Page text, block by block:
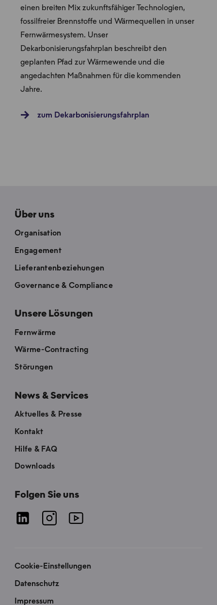
einen breiten Mix zukunftsfähiger Technologien,
fossilfreier Brennstoffe und Wärmequellen in unser
Fernwärmesystem. Unser
Dekarbonisierungsfahrplan beschreibt den
geplanten Pfad zur Wärmewende und die
angedachten Maßnahmen für die kommenden
Jahre.
zum Dekarbonisierungsfahrplan
Über uns
Organisation
Engagement
Lieferantenbeziehungen
Governance & Compliance
Unsere Lösungen
Fernwärme
Wärme-Contracting
Störungen
News & Services
Aktuelles & Presse
Kontakt
Hilfe & FAQ
Downloads
Folgen Sie uns
Cookie-Einstellungen
Datenschutz
Impressum